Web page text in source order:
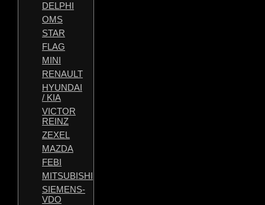
DELPHI
OMS
STAR
FLAG
MINI
RENAULT
HYUNDAI
/ KIA
VICTOR
REINZ
ZEXEL
MAZDA
FEBI
MITSUBISHI
SIEMENS-
VDO